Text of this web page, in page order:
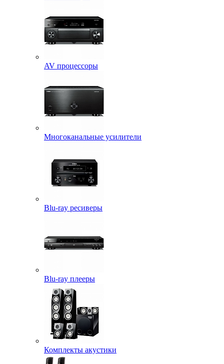
AV процессоры
Многоканальные усилители
Blu-ray ресиверы
Blu-ray плееры
Комплекты акустики